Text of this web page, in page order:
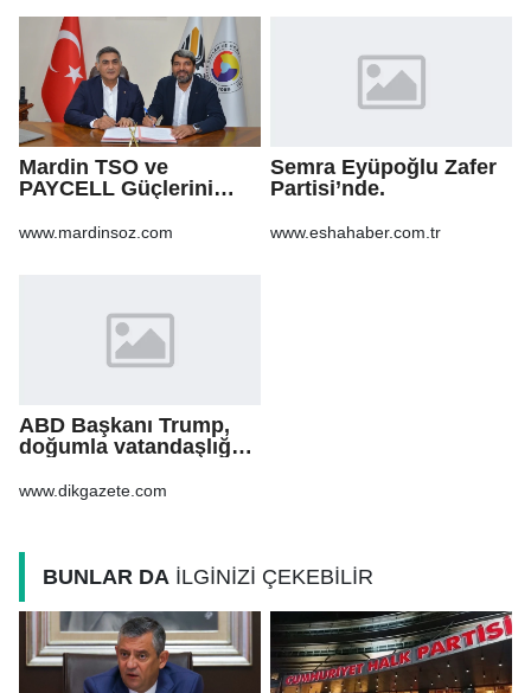
Mardin TSO ve
PAYCELL Güçlerini
www.mardinsoz.com
Semra Eyüpoğlu Zafer
Partisi’nde.
www.eshahaber.com.tr
ABD Başkanı Trump,
doğumla vatandaşlığa
genişleten
www.dikgazete.com
BUNLAR DA İLGİNİZİ ÇEKEBİLİR